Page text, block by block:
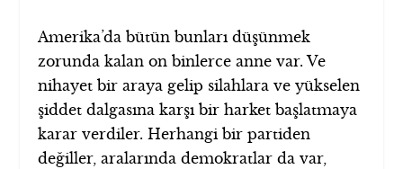
Amerika’da bütün bunları düşünmek
zorunda kalan on binlerce anne var. Ve
nihayet bir araya gelip silahlara ve yükselen
şiddet dalgasına karşı bir harket başlatmaya
karar verdiler. Herhangi bir partiden
değiller, aralarında demokratlar da var,